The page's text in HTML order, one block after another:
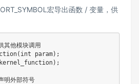
宏导出函数 / 变量，供
他模块调用
param);
明外部符号